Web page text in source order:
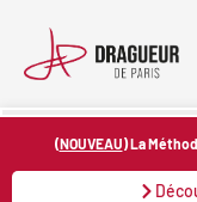
content
(NOUVEAU) La